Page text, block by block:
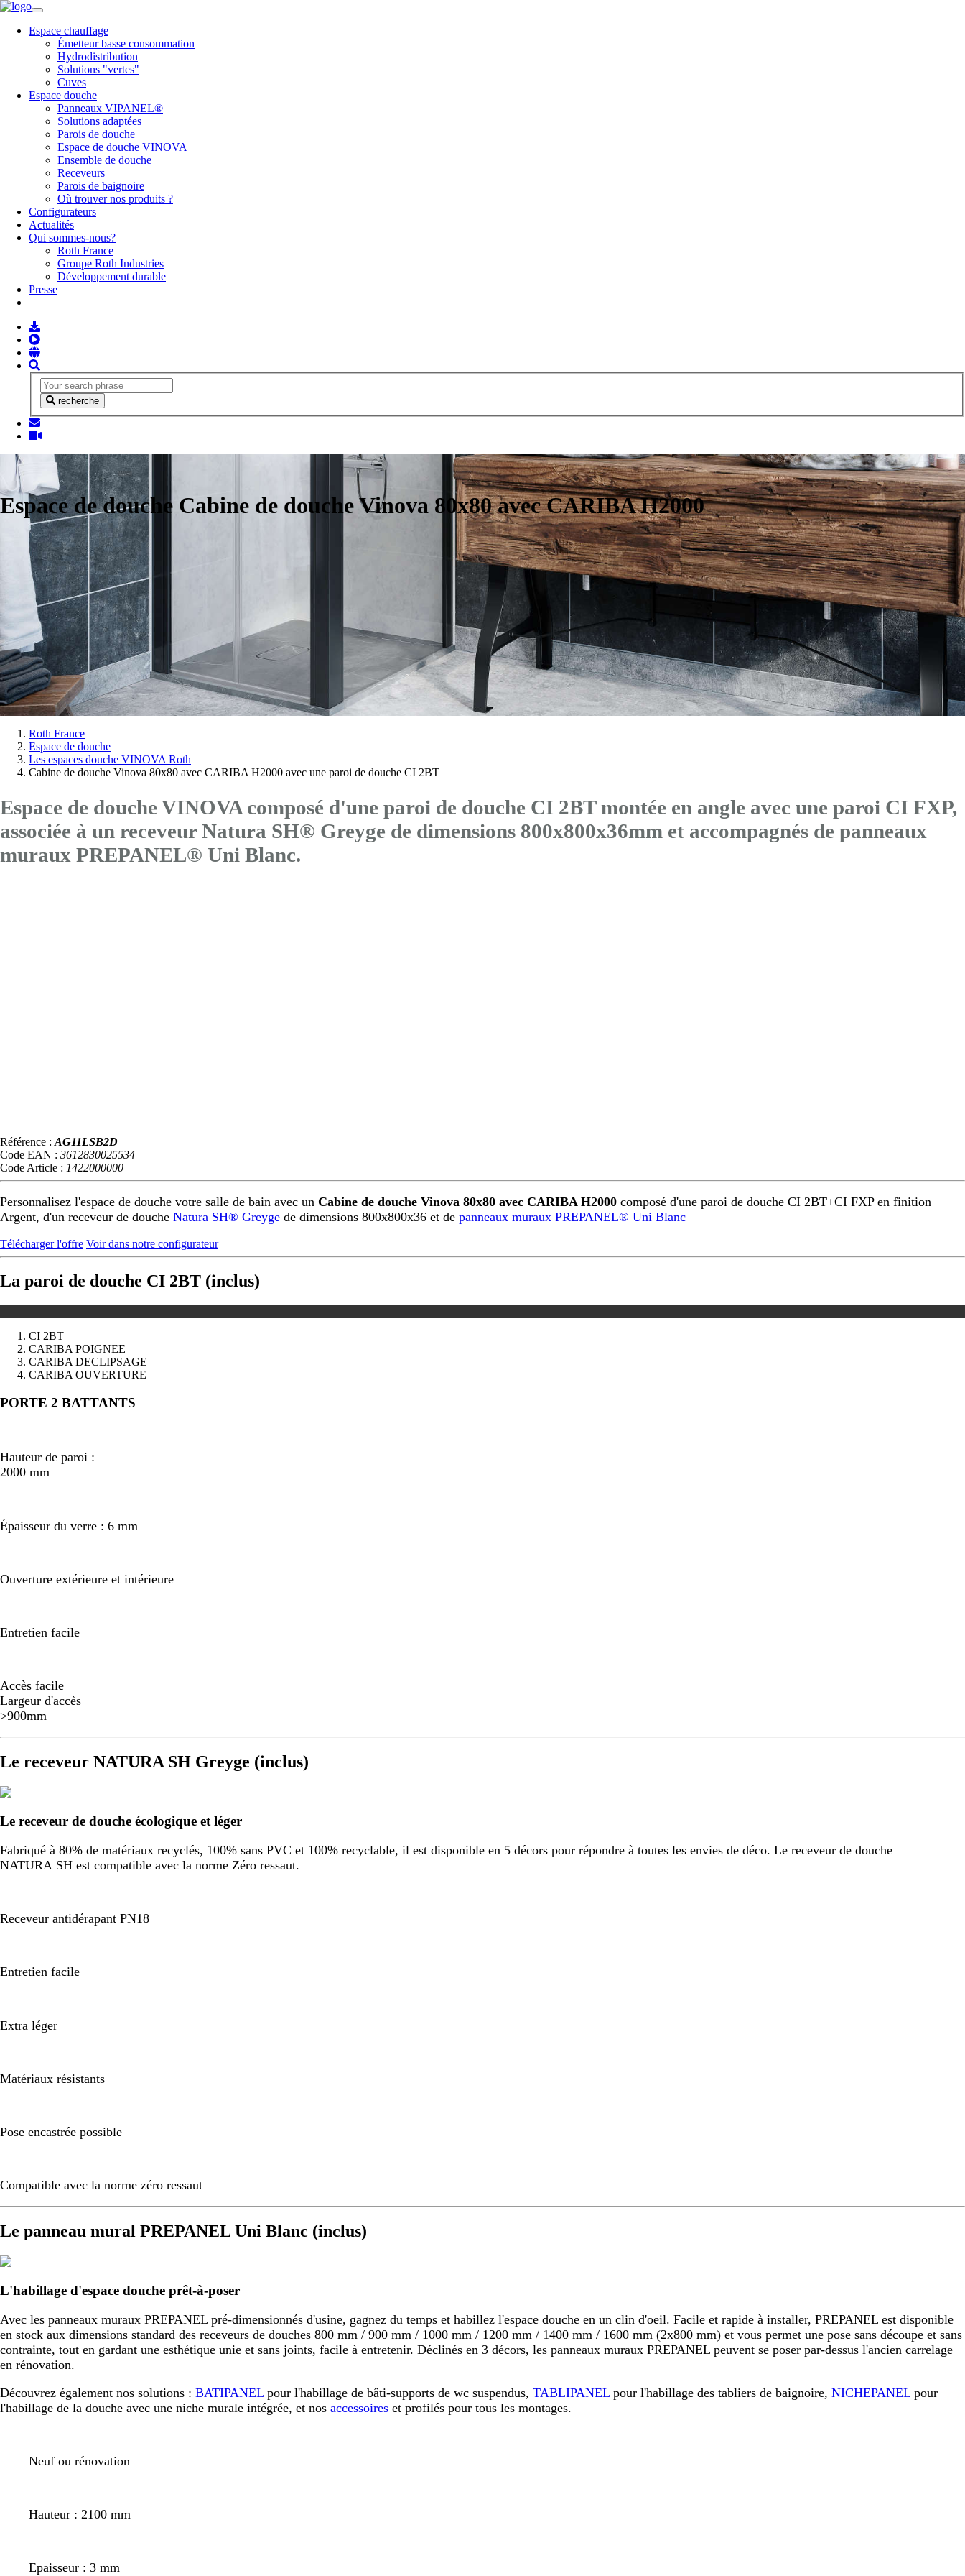
Espace chauffage
Émetteur basse consommation
Hydrodistribution
Solutions "vertes"
Cuves
Espace douche
Panneaux VIPANEL®
Solutions adaptées
Parois de douche
Espace de douche VINOVA
Ensemble de douche
Receveurs
Parois de baignoire
Où trouver nos produits ?
Configurateurs
Actualités
Qui sommes-nous?
Roth France
Groupe Roth Industries
Développement durable
Presse
recherche
Espace de douche Cabine de douche Vinova 80x80 avec CARIBA H2000
Vous
êtes
Roth France
Espace de douche
Les espaces douche VINOVA Roth
Cabine de douche Vinova 80x80 avec CARIBA H2000 avec une paroi de douche CI 2BT
Espace de douche VINOVA composé d'une paroi de douche CI 2BT montée en angle avec une paroi CI FXP,
associée à un receveur Natura SH® Greyge de dimensions 800x800x36mm et accompagnés de panneaux
muraux PREPANEL® Uni Blanc.
Référence : AG11LSB2D
Code EAN : 3612830025534
Code Article : 1422000000
Personnalisez l'espace de douche votre salle de bain avec un Cabine de douche Vinova 80x80 avec CARIBA H2000 composé d'une paroi de douche CI 2BT+CI FXP en finition
Argent, d'un receveur de douche Natura SH® Greyge de dimensions 800x800x36 et de panneaux muraux PREPANEL® Uni Blanc
Télécharger l'offre Voir dans notre configurateur
La paroi de douche CI 2BT (inclus)
CI 2BT
CARIBA POIGNEE
CARIBA DECLIPSAGE
CARIBA OUVERTURE
Précédent
Suivant
PORTE 2 BATTANTS
Hauteur de paroi :
2000 mm
Épaisseur du verre : 6 mm
Ouverture extérieure et intérieure
Entretien facile
Accès facile
Largeur d'accès
>900mm
Le receveur NATURA SH Greyge (inclus)
Le receveur de douche écologique et léger
Fabriqué à 80% de matériaux recyclés, 100% sans PVC et 100% recyclable, il est disponible en 5 décors pour répondre à toutes les envies de déco. Le receveur de douche
NATURA SH est compatible avec la norme Zéro ressaut.
Receveur antidérapant PN18
Entretien facile
Extra léger
Matériaux résistants
Pose encastrée possible
Compatible avec la norme zéro ressaut
Le panneau mural PREPANEL Uni Blanc (inclus)
L'habillage d'espace douche prêt-à-poser
Avec les panneaux muraux PREPANEL pré-dimensionnés d'usine, gagnez du temps et habillez l'espace douche en un clin d'oeil. Facile et rapide à installer, PREPANEL est disponible
en stock aux dimensions standard des receveurs de douches 800 mm / 900 mm / 1000 mm / 1200 mm / 1400 mm / 1600 mm (2x800 mm) et vous permet une pose sans découpe et sans
contrainte, tout en gardant une esthétique unie et sans joints, facile à entretenir. Déclinés en 3 décors, les panneaux muraux PREPANEL peuvent se poser par-dessus l'ancien carrelage
en rénovation.
Découvrez également nos solutions : BATIPANEL pour l'habillage de bâti-supports de wc suspendus, TABLIPANEL pour l'habillage des tabliers de baignoire, NICHEPANEL pour
l'habillage de la douche avec une niche murale intégrée, et nos accessoires et profilés pour tous les montages.
Neuf ou rénovation
Hauteur : 2100 mm
Epaisseur : 3 mm